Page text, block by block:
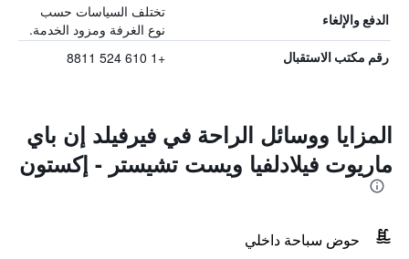
الدفع والإلغاء
تختلف السياسات حسب
نوع الغرفة ومزود الخدمة.
رقم مكتب الاستقبال +1 610 524 8811
المزايا ووسائل الراحة في فيرفيلد إن باي
ماريوت فيلادلفيا ويست تشيستر - إكستون
حوض سباحة داخلي